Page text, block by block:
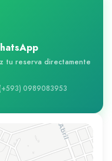
tu reserva directamente
0989083953